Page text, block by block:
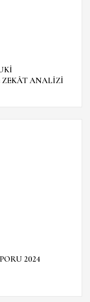
ZEKÂT ANALİZİ
2024